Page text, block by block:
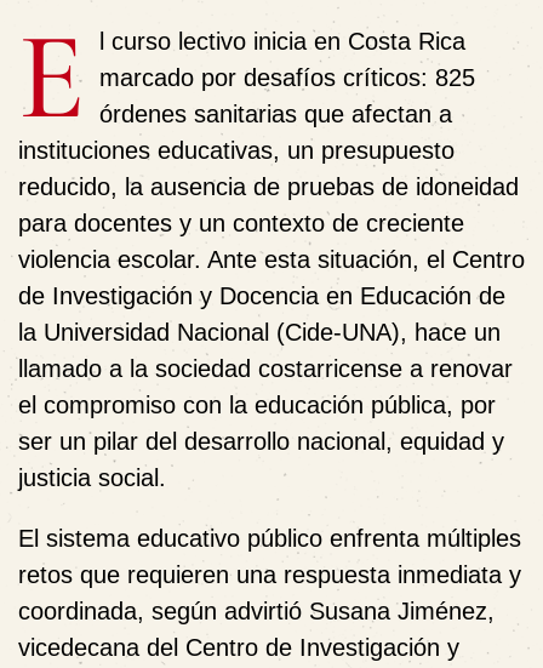
E
l curso lectivo inicia en Costa Rica
marcado por desafíos críticos: 825
órdenes sanitarias que afectan a
instituciones educativas, un presupuesto
reducido, la ausencia de pruebas de idoneidad
para docentes y un contexto de creciente
violencia escolar. Ante esta situación, el Centro
de Investigación y Docencia en Educación de
la Universidad Nacional (Cide-UNA), hace un
llamado a la sociedad costarricense a renovar
el compromiso con la educación pública, por
ser un pilar del desarrollo nacional, equidad y
justicia social.
El sistema educativo público enfrenta múltiples
retos que requieren una respuesta inmediata y
coordinada, según advirtió Susana Jiménez,
vicedecana del Centro de Investigación y